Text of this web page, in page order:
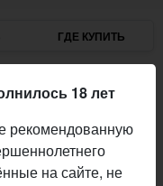
ГДЕ КУПИТЬ
18 лет
рекомендованную
на сайте, не